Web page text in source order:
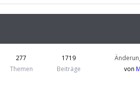
277
Themen
1719
Beiträge
von